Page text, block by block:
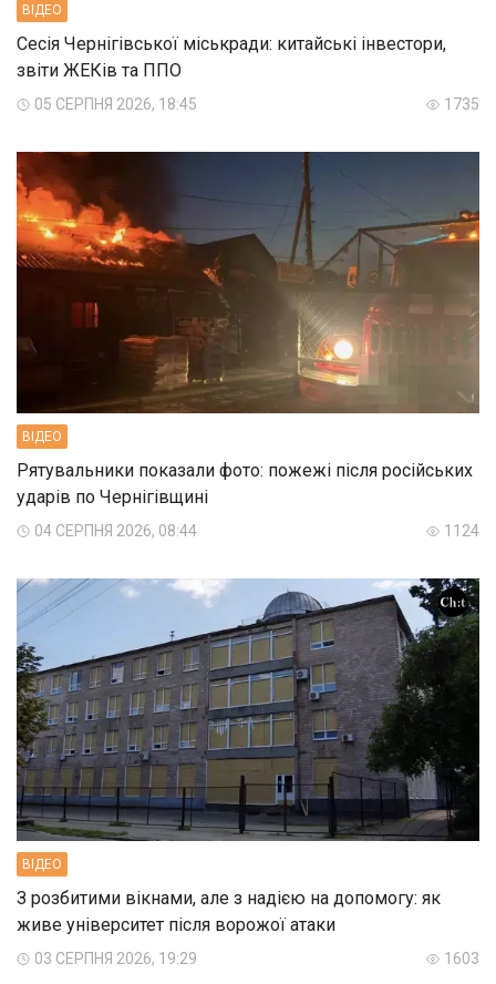
ВIДЕО
Сесія Чернігівської міськради: китайські інвестори,
звіти ЖЕКів та ППО
05 СЕРПНЯ 2026, 18:45 1735
ВIДЕО
Рятувальники показали фото: пожежі після російських
ударів по Чернігівщині
04 СЕРПНЯ 2026, 08:44 1124
ВIДЕО
З розбитими вікнами, але з надією на допомогу: як
живе університет після ворожої атаки
03 СЕРПНЯ 2026, 19:29 1603